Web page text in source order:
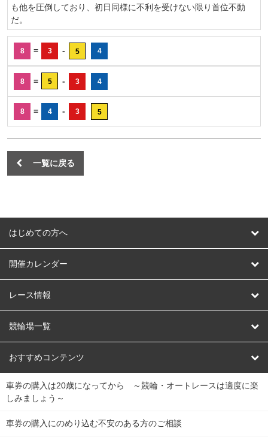
も他を圧倒しており、初日同様に不利を受けない限り首位不動
だ。
8 = 3 - 5 4
8 = 5 - 3 4
8 = 4 - 3 5
一覧に戻る
はじめての方へ
はじめての方へ
開催カレンダー
競輪
オートレース
競輪くじ
Dokanto!
チャリロトプラザ
レース情報
レース予想
レース結果
キャリーオーバー一覧
競輪場一覧
北日本 函館競輪場
関
東
弥彦競輪場 前橋競輪場 取手競輪場 宇都宮競輪場
おすすめコンテンツ
競輪選手情報
Perfecta Navi
車券の購入は20歳になってから ～競輪・オートレースは適度に楽
しみましょう～
車券の購入にのめり込む不安のある方のご相談